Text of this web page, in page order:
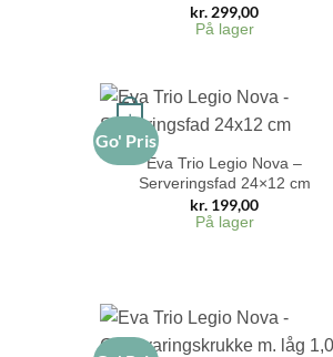
kr. 299,00
På lager
Go' Pris
+
Eva Trio Legio Nova –
Serveringsfad 24×12 cm
kr. 199,00
På lager